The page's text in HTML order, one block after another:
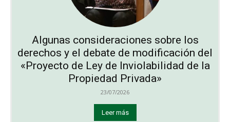
Algunas consideraciones sobre los
derechos y el debate de modificación del
«Proyecto de Ley de Inviolabilidad de la
Propiedad Privada»
23/07/2026
Leer más